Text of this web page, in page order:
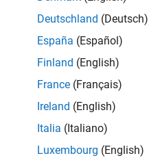
Deutschland (Deutsch)
España (Español)
Finland (English)
France (Français)
Ireland (English)
Italia (Italiano)
Luxembourg (English)